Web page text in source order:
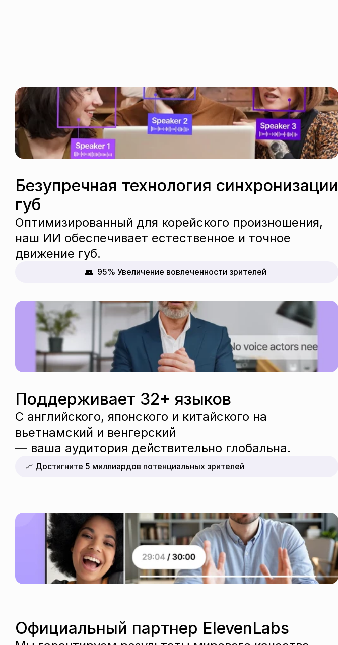
Безупречная технология синхронизации
губ
Оптимизированный для корейского произношения,
наш ИИ обеспечивает естественное и точное
движение губ.
👥  95% Увеличение вовлеченности зрителей
Поддерживает 32+ языков
С английского, японского и китайского на
вьетнамский и венгерский
— ваша аудитория действительно глобальна.
📈 Достигните 5 миллиардов потенциальных зрителей
Официальный партнер ElevenLabs